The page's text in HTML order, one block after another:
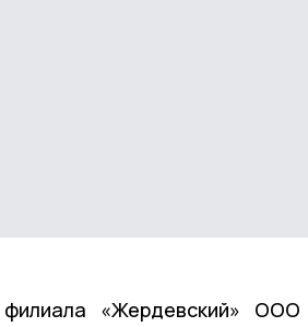
«Жердевский»